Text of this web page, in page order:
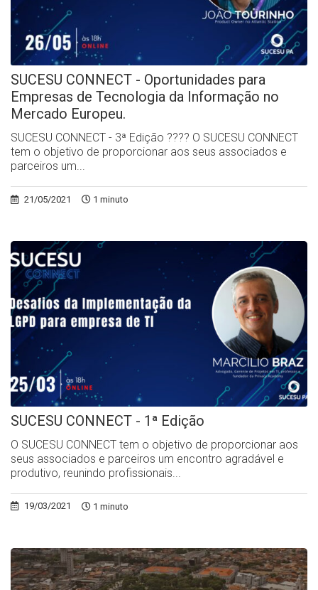
SUCESU CONNECT - Oportunidades para
Empresas de Tecnologia da Informação no
Mercado Europeu.
SUCESU CONNECT - 3ª Edição ?‍??‍? O SUCESU CONNECT
tem o objetivo de proporcionar aos seus associados e
parceiros um...
21/05/2021 1 minuto
SUCESU CONNECT - 1ª Edição
O SUCESU CONNECT tem o objetivo de proporcionar aos
seus associados e parceiros um encontro agradável e
produtivo, reunindo profissionais...
19/03/2021 1 minuto